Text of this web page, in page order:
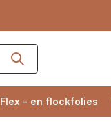
Flex - en flockfolies